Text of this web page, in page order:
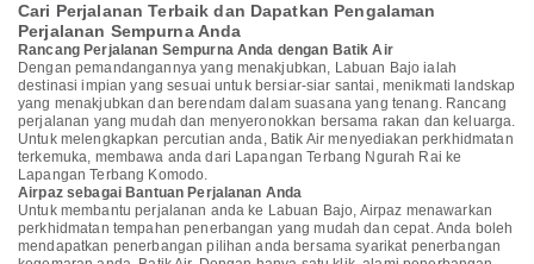
Cari Perjalanan Terbaik dan Dapatkan Pengalaman
Perjalanan Sempurna Anda
Rancang Perjalanan Sempurna Anda dengan Batik Air
Dengan pemandangannya yang menakjubkan, Labuan Bajo ialah
destinasi impian yang sesuai untuk bersiar-siar santai, menikmati landskap
yang menakjubkan dan berendam dalam suasana yang tenang. Rancang
perjalanan yang mudah dan menyeronokkan bersama rakan dan keluarga.
Untuk melengkapkan percutian anda, Batik Air menyediakan perkhidmatan
terkemuka, membawa anda dari Lapangan Terbang Ngurah Rai ke
Lapangan Terbang Komodo.
Airpaz sebagai Bantuan Perjalanan Anda
Untuk membantu perjalanan anda ke Labuan Bajo, Airpaz menawarkan
perkhidmatan tempahan penerbangan yang mudah dan cepat. Anda boleh
mendapatkan penerbangan pilihan anda bersama syarikat penerbangan